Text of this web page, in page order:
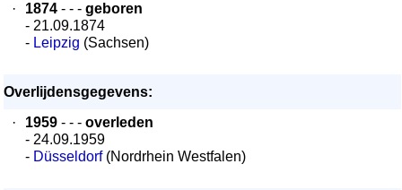
·
1874 - - - geboren
- 21.09.1874
- Leipzig (Sachsen)
Overlijdensgegevens:
·
1959 - - - overleden
- 24.09.1959
- Düsseldorf(Nordrhein Westfalen)